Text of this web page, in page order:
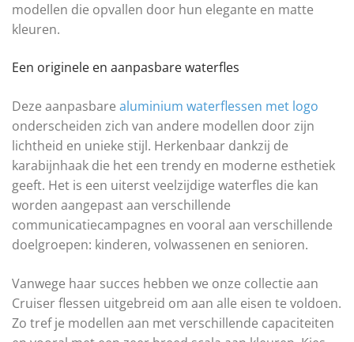
modellen die opvallen door hun elegante en matte
kleuren.
Een originele en aanpasbare waterfles
Deze aanpasbare aluminium waterflessen met logo
onderscheiden zich van andere modellen door zijn
lichtheid en unieke stijl. Herkenbaar dankzij de
karabijnhaak die het een trendy en moderne esthetiek
geeft. Het is een uiterst veelzijdige waterfles die kan
worden aangepast aan verschillende
communicatiecampagnes en vooral aan verschillende
doelgroepen: kinderen, volwassenen en senioren.
Vanwege haar succes hebben we onze collectie aan
Cruiser flessen uitgebreid om aan alle eisen te voldoen.
Zo tref je modellen aan met verschillende capaciteiten